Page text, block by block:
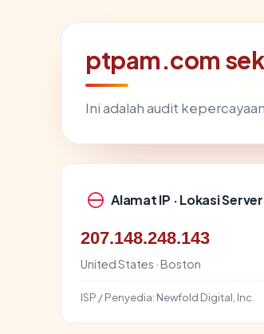
ptpam.com
Ini adalah audit
Alamat IP · Lokasi Server
207.148.248.143
United States · Boston
ISP / Penyedia: Newfold Digital, Inc.